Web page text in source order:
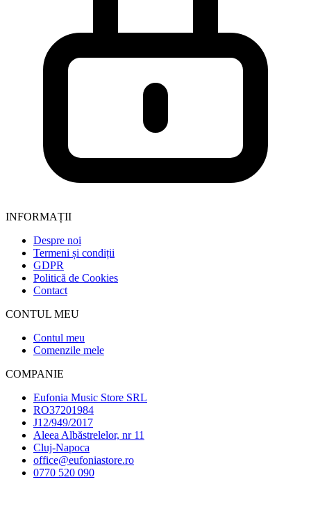
INFORMAȚII
Despre noi
Termeni și condiții
GDPR
Politică de Cookies
Contact
CONTUL MEU
Contul meu
Comenzile mele
COMPANIE
Eufonia Music Store SRL
RO37201984
J12/949/2017
Aleea Albăstrelelor, nr 11
Cluj-Napoca
office@eufoniastore.ro
0770 520 090